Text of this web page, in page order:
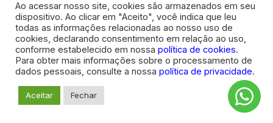
DEPOIMENTOS DE
PATROCINADORES SOBRE
Ao acessar nosso site, cookies são armazenados em seu
dispositivo. Ao clicar em "Aceito", você indica que leu
todas as informações relacionadas ao nosso uso de
cookies, declarando consentimento em relação ao uso,
conforme estabelecido em nossa política de cookies.
Para obter mais informações sobre o processamento de
dados pessoais, consulte a nossa política de privacidade.
Aceitar Fechar